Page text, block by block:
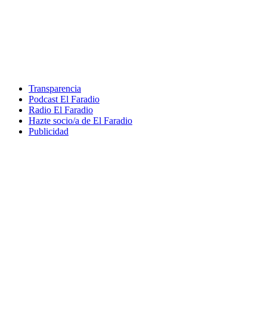
Transparencia
Podcast El Faradio
Radio El Faradio
Hazte socio/a de El Faradio
Publicidad